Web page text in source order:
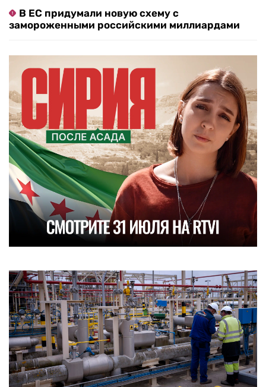
В ЕС придумали новую схему с
замороженными российскими миллиардами